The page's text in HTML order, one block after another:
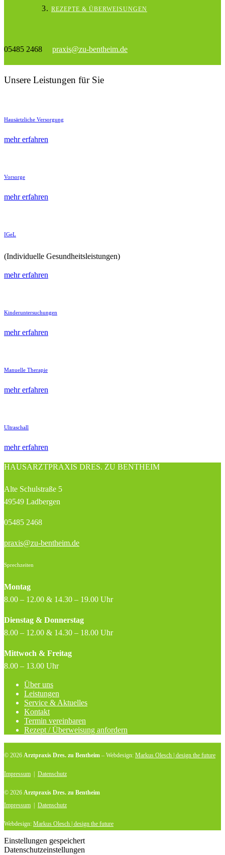
REZEPTE & ÜBERWEISUNGEN
05485 2468 praxis@zu-bentheim.de
Unsere Leistungen für Sie
Haus­ärtzliche Versorgung
mehr erfahren
Vorsorge
mehr erfahren
IGeL
(Individuelle Gesundheits­leistungen)
mehr erfahren
Kinder­unter­suchungen
mehr erfahren
Manuelle Therapie
mehr erfahren
Ultraschall
mehr erfahren
HAUS­ARZTPRAXIS DRES. ZU BENTHEIM
Alte Schulstraße 5
49549 Ladbergen
05485 2468
praxis@zu-bentheim.de
Sprechzeiten
Montag
8.00 – 12.00 & 14.30 – 19.00 Uhr
Dienstag & Donnerstag
8.00 – 12.00 & 14.30 – 18.00 Uhr
Mittwoch & Freitag
8.00 – 13.00 Uhr
Über uns
Leistungen
Service & Aktuelles
Kontakt
Termin vereinbaren
Rezept / Überweisung anfordern
© 2026 Arztpraxis Dres. zu Bentheim – Webdesign: Markus Olesch | design the future
Impressum | Datenschutz
© 2026 Arztpraxis Dres. zu Bentheim
Impressum | Datenschutz
Webdesign: Markus Olesch | design the future
Einstellungen gespeichert
Datenschutzeinstellungen